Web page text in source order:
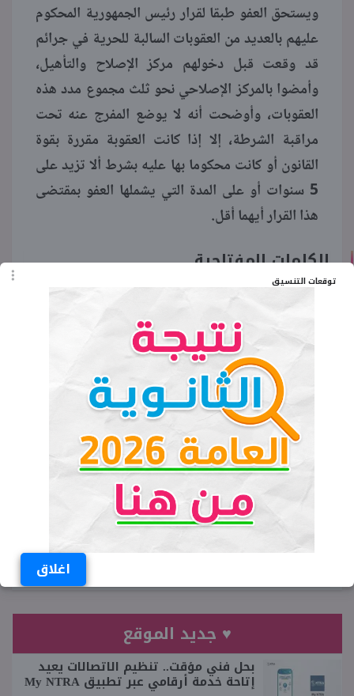
توقعات التنسيق
اغلاق
ويستحق العفو طبقا لقرار رئيس الجمهورية المحكوم
عليهم بالعديد من العقوبات السالبة للحرية في جرائم
قد وقعت قبل دخولهم مركز الإصلاح والتأهيل،
وأمضوا بالمركز الإصلاحي نحو ثلث مجموع مدد هذه
العقوبات، وأوضحت أنه لا يوضع المفرج عنه تحت
مراقبة الشرطة، إلا إذا كانت العقوبة مقررة بقوة
القانون أو كانت محكوما بها عليه بشرط ألا تزيد على
5 سنوات أو على المدة التي يشملها العفو بمقتضى
هذا القرار أيهما أقل.
الكلمات المفتاحية
العفو عن المحبوسين بمناسبة عيد الاضحى
عفو الرئيس السيسي عن المسجونين 2025
عمر مصطفى
صحفي مصري يقيم في محافظة الجيزة
ومتخصص في ملف التعليم وكتابة الأخبار
العاجلة منذ عام 2011
♥ جديد الموقع
بحل فني مؤقت.. تنظيم الاتصالات يعيد
إتاحة خدمة أرقامي عبر تطبيق My NTRA